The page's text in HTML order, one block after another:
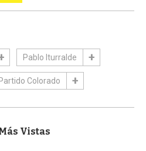
Pablo Iturralde
Partido Colorado
Vistas